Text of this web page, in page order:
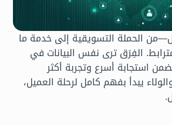
الحملة التسويقية إلى خدمة ما
الفِرَق ترى نفس البيانات في
استجابة أسرع وتجربة أكثر
يبدأ بفهم كامل لرحلة العميل،